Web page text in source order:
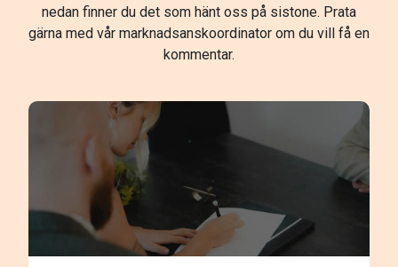
nedan finner du det som hänt oss på sistone. Prata
gärna med vår marknadsanskoordinator om du vill få en
kommentar.